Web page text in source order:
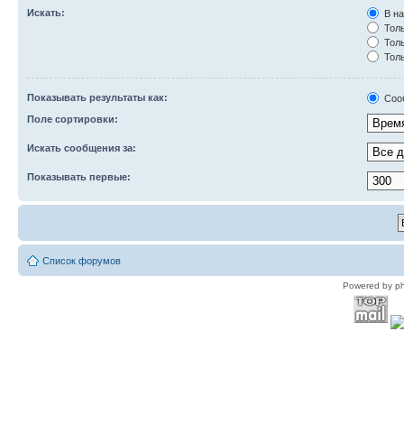
Искать:
В
Показывать результаты как:
Поле сортировки:
Искать сообщения за:
Показывать первые:
Список форумов
Powered by